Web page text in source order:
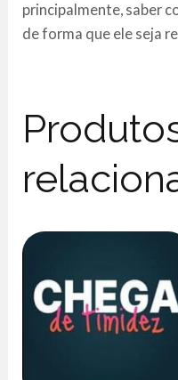
principalmente, saber
de forma que ele seja